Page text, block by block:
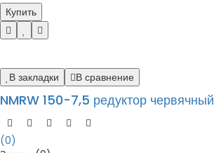
Купить
В закладки В сравнение
NMRW 150-7,5 редуктор червячный
(0)